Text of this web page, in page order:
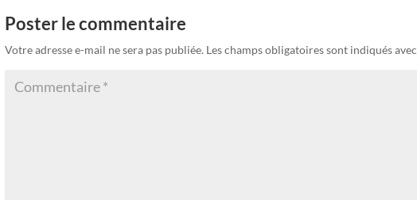
Poster le commentaire
Votre adresse e-mail ne sera pas publiée. Les champs obligatoires sont indiqués avec